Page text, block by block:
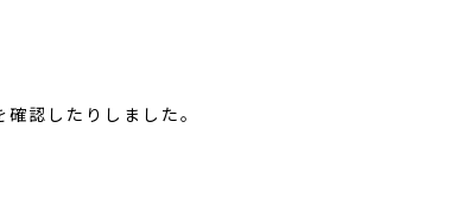
認したりしました。